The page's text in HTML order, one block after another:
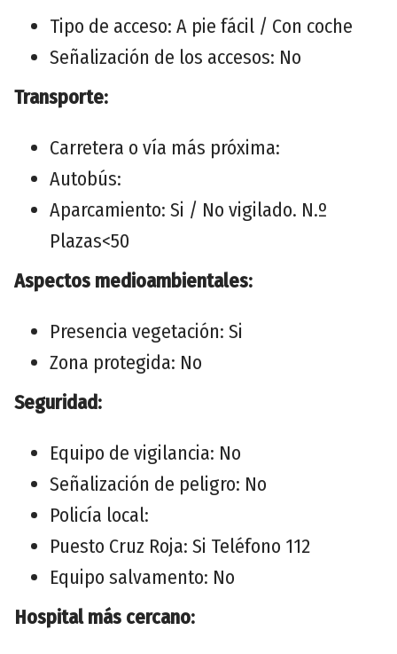
Tipo de acceso: A pie fácil / Con coche
Señalización de los accesos: No
Transporte:
Carretera o vía más próxima:
Autobús:
Aparcamiento: Si / No vigilado. N.º
Plazas<50
Aspectos medioambientales:
Presencia vegetación: Si
Zona protegida: No
Seguridad:
Equipo de vigilancia: No
Señalización de peligro: No
Policía local:
Puesto Cruz Roja: Si Teléfono 112
Equipo salvamento: No
Hospital más cercano: